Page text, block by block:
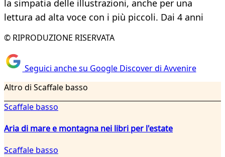
la simpatia delle illustrazioni, anche per una
lettura ad alta voce con i più piccoli. Dai 4 anni
© RIPRODUZIONE RISERVATA
Seguici anche su Google Discover di Avvenire
Altro di Scaffale basso
Scaffale basso
Aria di mare e montagna nei libri per l'estate
Scaffale basso